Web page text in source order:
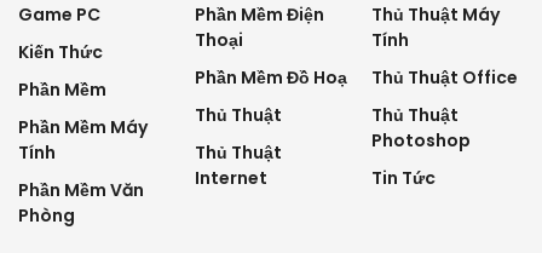
Game PC
Kiến Thức
Phần Mềm
Phần Mềm Máy
Tính
Phần Mềm Văn
Phòng
Phần Mềm Điện
Thoại
Phần Mềm Đồ Hoạ
Thủ Thuật
Thủ Thuật
Internet
Thủ Thuật Máy
Tính
Thủ Thuật Office
Thủ Thuật
Photoshop
Tin Tức